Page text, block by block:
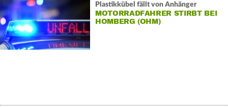
Plastikkübel fällt von Anhänger
MOTORRADFAHRER STIRBT BEI
HOMBERG (OHM)